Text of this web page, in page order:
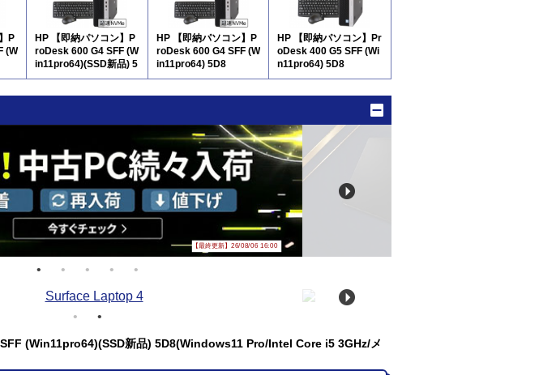
P
(W
HP 【即納パソコン】P
roDesk 600 G4 SFF (W
in11pro64)(SSD新品) 5
D8
HP 【即納パソコン】P
roDesk 600 G4 SFF (W
in11pro64) 5D8
HP 【即納パソコン】Pr
oDesk 400 G5 SFF (Wi
n11pro64) 5D8
【最終更新】26/08/06 16:00
(Win11pro64)(SSD新品) 5D8(Windows11 Pro/Intel Core i5 3GHz/メ